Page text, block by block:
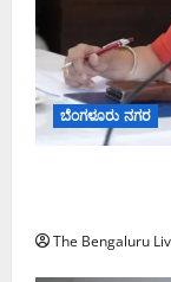
ಬೆಂಗಳೂರು ನಗರ
The Bengaluru